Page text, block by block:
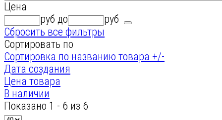
Цена
руб до
руб
Сбросить все фильтры
Сортировать по
Сортировка по названию товара +/-
Дата создания
Цена товара
В наличии
Показано 1 - 6 из 6